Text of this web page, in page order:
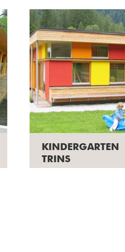
KINDERGARTEN
TRINS